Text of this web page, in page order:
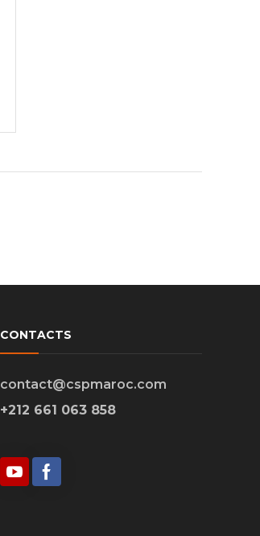
CONTACTS
contact@cspmaroc.com
+212 661 063 858